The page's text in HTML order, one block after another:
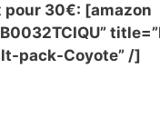
pour 30€: [amazon
pack-Coyote” /]